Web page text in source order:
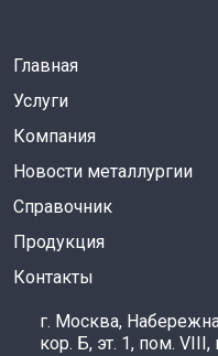
Главная
Услуги
Компания
Новости металлургии
Справочник
Продукция
Контакты
г. Москва,
кор. Б, эт. 1, пом. VIII,